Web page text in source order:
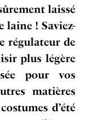
laissé
laine ! Saviez-
régulateur de
plus légère
pour vos
matières
d’été